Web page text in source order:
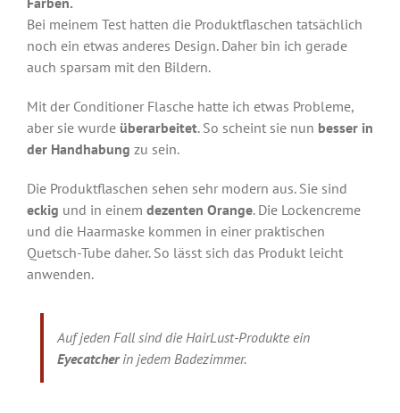
Bei meinem Test hatten die Produktflaschen tatsächlich
noch ein etwas anderes Design. Daher bin ich gerade
auch sparsam mit den Bildern.
Mit der Conditioner Flasche hatte ich etwas Probleme,
aber sie wurde überarbeitet. So scheint sie nun besser in
der Handhabung zu sein.
Die Produktflaschen sehen sehr modern aus. Sie sind
eckig und in einem dezenten Orange. Die Lockencreme
und die Haarmaske kommen in einer praktischen
Quetsch-Tube daher. So lässt sich das Produkt leicht
anwenden.
Auf jeden Fall sind die HairLust-Produkte ein
Eyecatcherin jedem Badezimmer.